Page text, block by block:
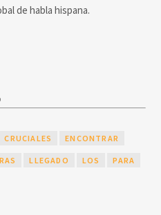
de habla hispana.
CRUCIALES ENCONTRAR
LLEGADO LOS PARA